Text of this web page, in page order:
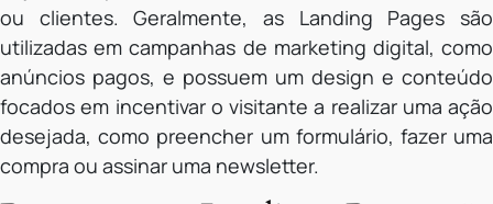
ou clientes. Geralmente, as Landing Pages são
utilizadas em campanhas de marketing digital, como
anúncios pagos, e possuem um design e conteúdo
focados em incentivar o visitante a realizar uma ação
desejada, como preencher um formulário, fazer uma
compra ou assinar uma newsletter.